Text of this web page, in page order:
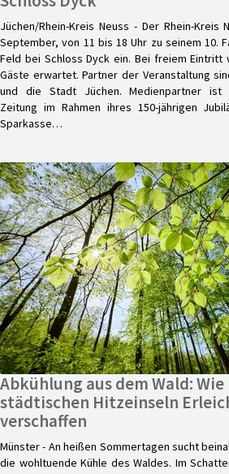
Jüchen/Rhein-Kreis Neuss - Der Rhein-Kreis
September, von 11 bis 18 Uhr zu seinem 10.
Feld bei Schloss Dyck ein. Bei freiem Eintritt
Gäste erwartet. Partner der Veranstaltung
und die Stadt Jüchen. Medienpartner ist
Zeitung im Rahmen ihres 150-jährigen
Sparkasse…
Abkühlung aus dem Wald:
städtischen Hitzeinseln
verschaffen
Münster - An heißen Sommertagen sucht
die wohltuende Kühle des Waldes. Im